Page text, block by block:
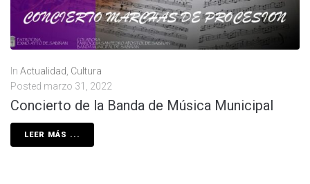
In Actualidad Cultura
Posted marzo 31, 2022
Concierto de la Banda de Música Municipal
LEER MÁS ...